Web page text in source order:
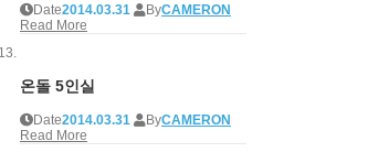
Date2014.03.31 ByCAMERON
Read More
온돌 5인실
Date2014.03.31 ByCAMERON
Read More